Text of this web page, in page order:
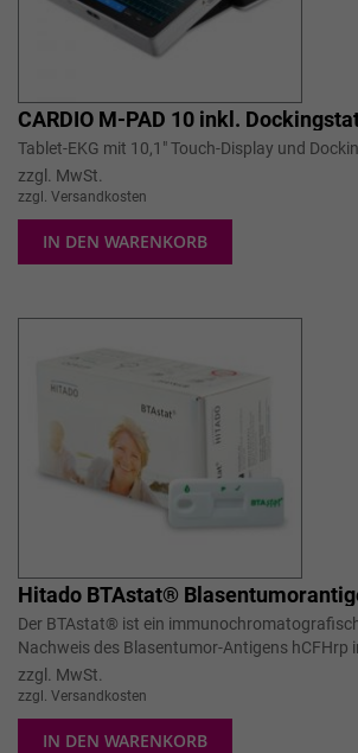
CARDIO M-PAD 10 inkl.
zzgl. MwSt.
zzgl. Versandkosten
IN DEN WARENKORB
Hitado BTAstat®
Der BTAstat® ist ein
Nachweis des Blasentumor-Antigens hCFHrp
monoklonaler Antikörp...
zzgl. MwSt.
zzgl. Versandkosten
IN DEN WARENKORB